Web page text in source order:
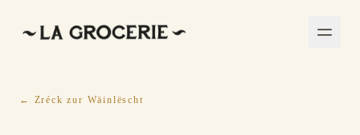
← Zréck zur Wäinlëscht